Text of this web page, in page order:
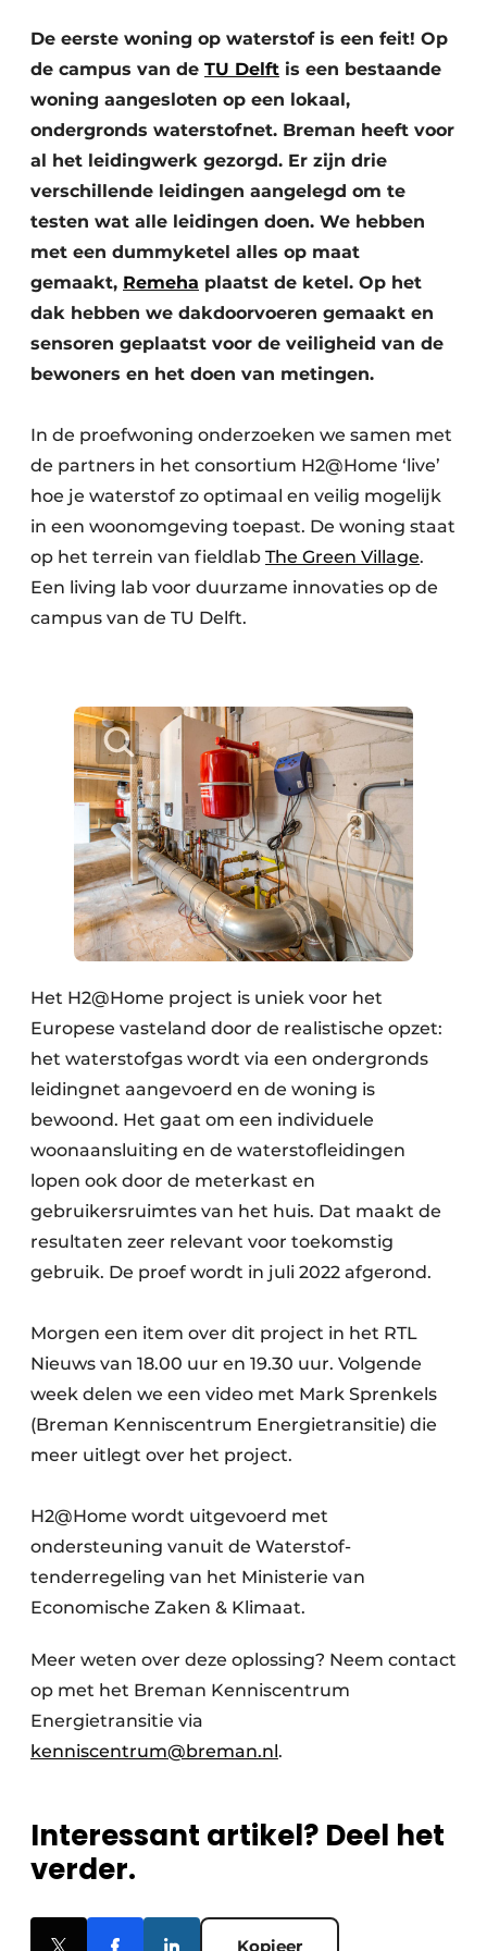
Privacy / Cookie statement
storymetadata
Vacature aanmelden
Vacatures
Modulair bouwen
De eerste woning op waterstof is een feit! Op
de campus van de TU Delft is een bestaande
woning aangesloten op een lokaal,
ondergronds waterstofnet. Breman heeft voor
al het leidingwerk gezorgd. Er zijn drie
verschillende leidingen aangelegd om te
testen wat alle leidingen doen. We hebben
met een dummyketel alles op maat
gemaakt, Remeha plaatst de ketel. Op het
dak hebben we dakdoorvoeren gemaakt en
sensoren geplaatst voor de veiligheid van de
bewoners en het doen van metingen.
In de proefwoning onderzoeken we samen met
de partners in het consortium H2@Home ‘live’
hoe je waterstof zo optimaal en veilig mogelijk
in een woonomgeving toepast. De woning staat
op het terrein van fieldlab The Green Village.
Een living lab voor duurzame innovaties op de
campus van de TU Delft.
Het H2@Home project is uniek voor het
Europese vasteland door de realistische opzet:
het waterstofgas wordt via een ondergronds
leidingnet aangevoerd en de woning is
bewoond. Het gaat om een individuele
woonaansluiting en de waterstofleidingen
lopen ook door de meterkast en
gebruikersruimtes van het huis. Dat maakt de
resultaten zeer relevant voor toekomstig
gebruik. De proef wordt in juli 2022 afgerond.
Morgen een item over dit project in het RTL
Nieuws van 18.00 uur en 19.30 uur. Volgende
week delen we een video met Mark Sprenkels
(Breman Kenniscentrum Energietransitie) die
meer uitlegt over het project.
H2@Home wordt uitgevoerd met
ondersteuning vanuit de Waterstof-
tenderregeling van het Ministerie van
Economische Zaken & Klimaat.
Meer weten over deze oplossing? Neem contact
op met het Breman Kenniscentrum
Energietransitie via
kenniscentrum@breman.nl.
Interessant artikel? Deel het
verder.
Kopieer